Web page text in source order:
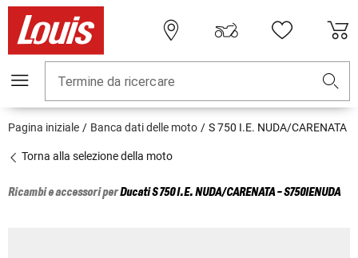
Termine da ricercare
Pagina iniziale Banca dati delle moto S 750 I.E. NUDA/CARENATA
Torna alla selezione della moto
Ricambi e accessori perDucatiS 750 I.E. NUDA/CARENATA - S750IENUDA